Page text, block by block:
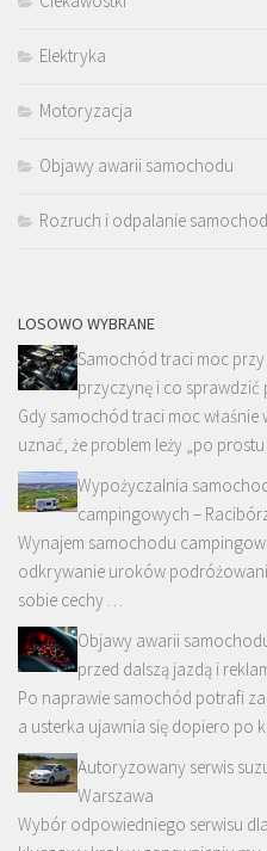
Elektryka
Motoryzacja
Objawy awarii samochodu
Rozruch i odpalanie
LOSOWO WYBRANE
Samochód traci moc
przyczynę i co sprawdzić
Gdy samochód traci moc
uznać, że problem leży „po
Wypożyczalnia
campingowych –
Wynajem samochodu
odkrywanie uroków
sobie cechy …
Objawy awarii
przed dalszą jazdą i
Po naprawie samochód potrafi
a usterka ujawnia się dopiero po
Autoryzowany serwis
Warszawa
Wybór odpowiedniego serwisu